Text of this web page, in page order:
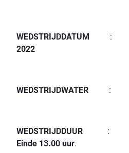
WEDSTRIJDDATUM
2022
WEDSTRIJDWATER :
WEDSTRIJDDUUR :
Einde 13.00 uur.